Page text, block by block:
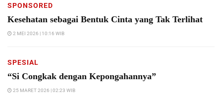
SPONSORED
Kesehatan sebagai Bentuk Cinta yang Tak Terlihat
2 MEI 2026 | 10:16 WIB
SPESIAL
“Si Congkak dengan Kepongahannya”
25 MARET 2026 | 02:23 WIB